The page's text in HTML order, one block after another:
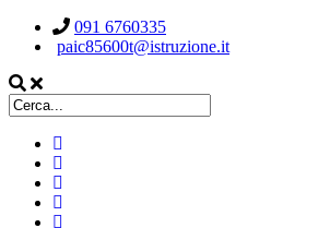
091 6760335
paic85600t@istruzione.it